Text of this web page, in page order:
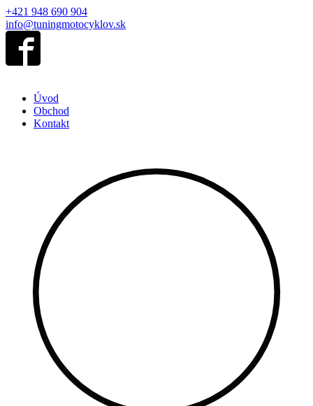
+421 948 690 904
info@tuningmotocyklov.sk
Úvod
Obchod
Kontakt